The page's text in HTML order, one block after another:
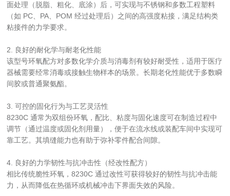
面处理（脱脂、粗化、底涂）后，可实现与不锈钢和多数工程塑料
（如 PC、PA、POM 经过处理后）之间的高强度粘接，满足结构类
粘接件的力学要求。
2. 良好的耐化学与耐老化性能
该型号环氧配方对多数化学介质与消毒剂有较好耐受性，适用于医疗
器械需要经常消毒或接触生物样本的场景。长期老化性能优于多数瞬
间胶或普通聚氨酯。
3. 可控的固化行为与工艺灵活性
8230C 通常为双组份环氧，配比、粘度与固化速度可在制造过程中
调节（通过温度或固化剂用量），便于在流水线或装配车间中实现可
靠工艺。其填缝能力也有助于弥补零件配合间隙。
4. 良好的力学韧性与抗冲击性（经改性配方）
相比传统脆性环氧，8230C 通过改性可获得较好的韧性与抗冲击能
力，从而降低在热循环或机械冲击下界面失效的风险。